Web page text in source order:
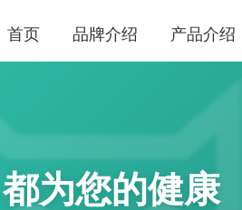
首页 品牌介绍 产品介绍
为您的健康